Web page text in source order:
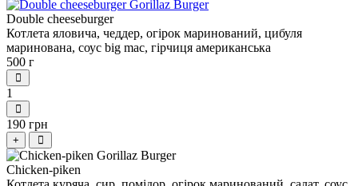
Double cheeseburger
Котлета яловича, чеддер, огірок маринований, цибуля
маринована, соус big mac, гірчиця американська
500 г
1
190 грн
+
Сhicken-piken